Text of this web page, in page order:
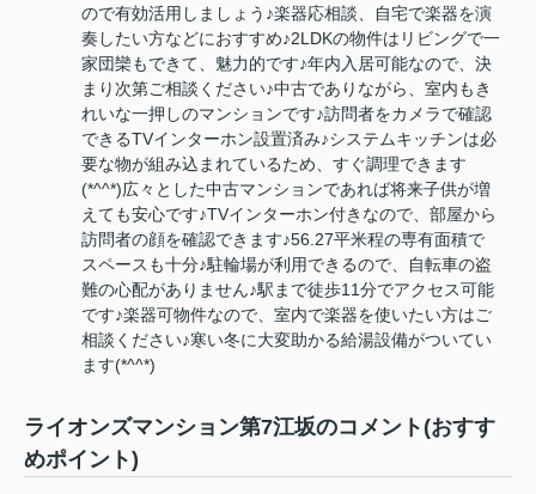
ので有効活用しましょう♪楽器応相談、自宅で楽器を演
奏したい方などにおすすめ♪2LDKの物件はリビングで一
家団欒もできて、魅力的です♪年内入居可能なので、決
まり次第ご相談ください♪中古でありながら、室内もき
れいな一押しのマンションです♪訪問者をカメラで確認
できるTVインターホン設置済み♪システムキッチンは必
要な物が組み込まれているため、すぐ調理できます
(*^^*)広々とした中古マンションであれば将来子供が増
えても安心です♪TVインターホン付きなので、部屋から
訪問者の顔を確認できます♪56.27平米程の専有面積で
スペースも十分♪駐輪場が利用できるので、自転車の盗
難の心配がありません♪駅まで徒歩11分でアクセス可能
です♪楽器可物件なので、室内で楽器を使いたい方はご
相談ください♪寒い冬に大変助かる給湯設備がついてい
ます(*^^*)
ライオンズマンション第7江坂のコメント(おすす
めポイント)